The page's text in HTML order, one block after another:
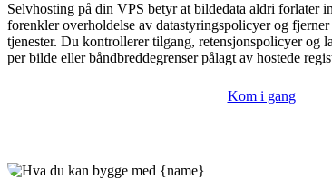
Selvhosting på din VPS betyr at bildedata aldri forlater
forenkler overholdelse av datastyringspolicyer og
tjenester. Du kontrollerer tilgang, retensjonspolicyer og
per bilde eller båndbreddegrenser pålagt av hostede
Kom i gang